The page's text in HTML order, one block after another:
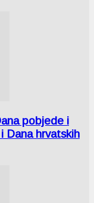
pobjede i
Dana hrvatskih